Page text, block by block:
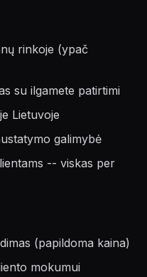
rinkoje (ypač
su ilgamete patirtimi
Lietuvoje
galimybė
-- viskas per
(papildoma kaina)
mokumui